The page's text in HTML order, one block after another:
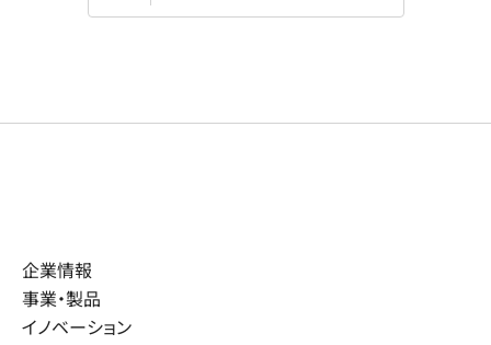
企業情報
事業・製品
イノベーション